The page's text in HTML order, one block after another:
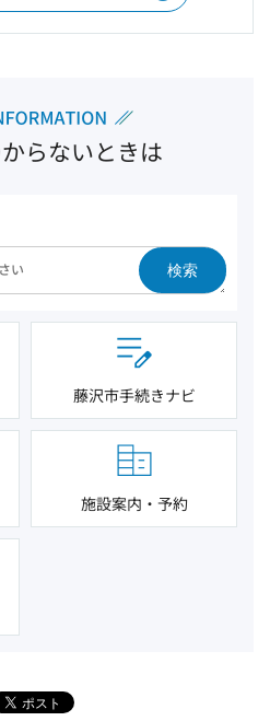
らないときは
検索
藤沢市手続きナビ
施設案内・予約